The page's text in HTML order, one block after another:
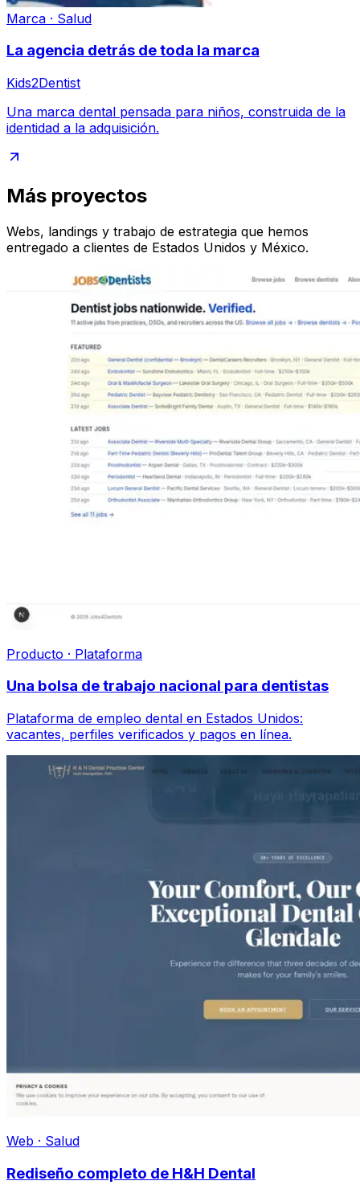
Marca · Salud
La agencia detrás de toda la marca
Kids2Dentist
Una marca dental pensada para niños, construida de la
identidad a la adquisición.
Más proyectos
Webs, landings y trabajo de estrategia que hemos
entregado a clientes de Estados Unidos y México.
Producto · Plataforma
Una bolsa de trabajo nacional para dentistas
Plataforma de empleo dental en Estados Unidos:
vacantes, perfiles verificados y pagos en línea.
Web · Salud
Rediseño completo de H&H Dental